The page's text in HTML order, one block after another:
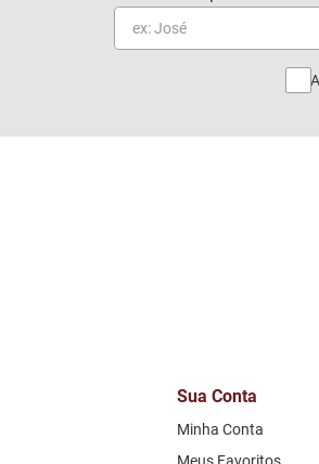
Sua Conta
Minha Conta